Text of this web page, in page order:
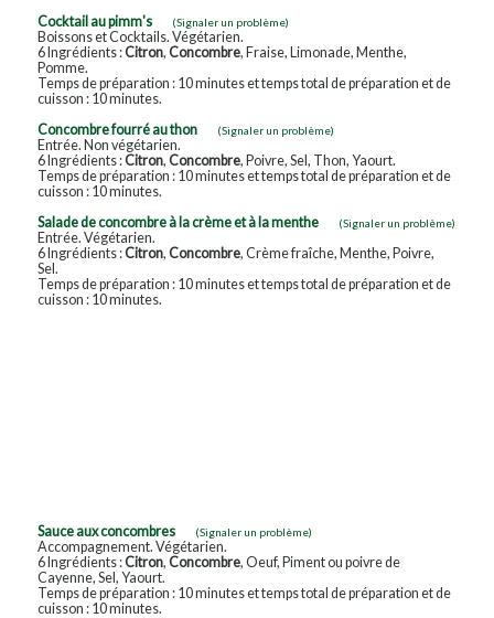
Cocktail au pimm's
(Signaler un problème)
Boissons et Cocktails. Végétarien.
6 Ingrédients :Citron, Concombre, Fraise, Limonade, Menthe,
Pomme.
Temps de préparation : 10 minutes et temps total de préparation et de
cuisson : 10 minutes.
Concombre fourré au thon
(Signaler un problème)
Entrée. Non végétarien.
6 Ingrédients :Citron, Concombre, Poivre, Sel, Thon, Yaourt.
Temps de préparation : 10 minutes et temps total de préparation et de
cuisson : 10 minutes.
Salade de concombre à la crème et à la menthe
(Signaler un problème)
Entrée. Végétarien.
6 Ingrédients :Citron, Concombre, Crème fraîche, Menthe, Poivre,
Sel.
Temps de préparation : 10 minutes et temps total de préparation et de
cuisson : 10 minutes.
Sauce aux concombres (Signaler un problème)
Accompagnement. Végétarien.
6 Ingrédients :Citron, Concombre, Oeuf, Piment ou poivre de
Cayenne, Sel, Yaourt.
Temps de préparation : 10 minutes et temps total de préparation et de
cuisson : 10 minutes.